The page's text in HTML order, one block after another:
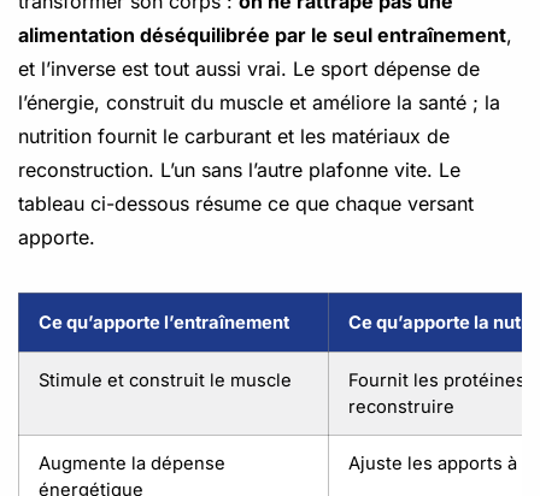
alimentation déséquilibrée par le seul entraînement,
et l’inverse est tout aussi vrai. Le sport dépense de
l’énergie, construit du muscle et améliore la santé ; la
nutrition fournit le carburant et les matériaux de
reconstruction. L’un sans l’autre plafonne vite. Le
tableau ci-dessous résume ce que chaque versant
apporte.
Ce qu’apporte l’entraînement Ce qu’apporte la
Stimule et construit le muscle
Fournit les protéines
reconstruire
Augmente la dépense
énergétique
Ajuste les apports à